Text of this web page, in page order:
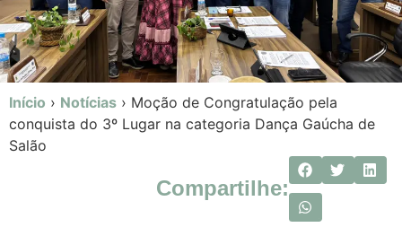
Início › Notícias › Moção de Congratulação pela
conquista do 3º Lugar na categoria Dança Gaúcha de
Salão
Compartilhe: